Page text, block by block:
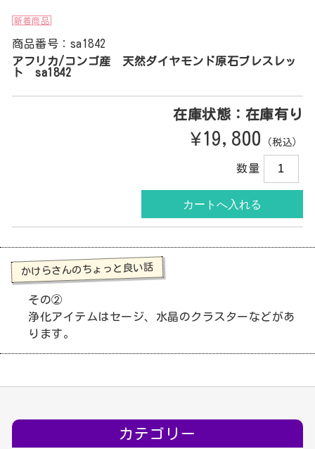
新着商品
商品番号：sa1842
アフリカ/コンゴ産 天然ダイヤモンド原石ブレスレッ
ト sa1842
在庫状態：在庫有り
¥19,800 （税込）
数量
かけらさんのちょっと良い話
その②
浄化アイテムはセージ、水晶のクラスターなどがあ
ります。
カテゴリー